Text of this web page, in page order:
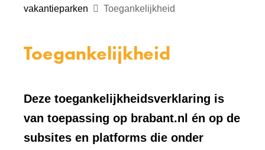
vakantieparken Toegankelijkheid
Toegankelijkheid
Deze toegankelijkheidsverklaring is
van toepassing op brabant.nl én op de
subsites en platforms die onder